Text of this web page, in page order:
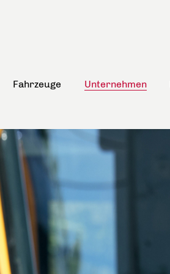
Fahrzeuge Unternehmen